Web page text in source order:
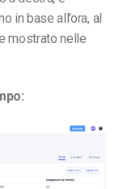
in base all’ora, al
mostrato nelle